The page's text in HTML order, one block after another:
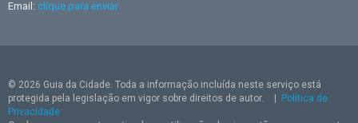
Email: clique para enviar
© 2026 Guia da Cidade. Toda a informação incluída neste serviço está
protegida pela legislação em vigor sobre direitos de autor.
| Política de
Privacidade